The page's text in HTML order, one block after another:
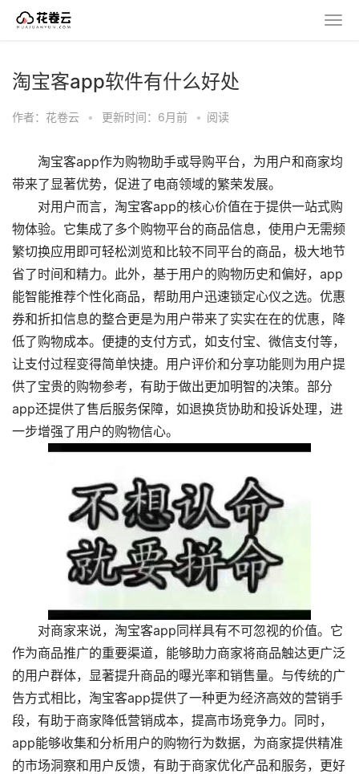
淘宝客app软件有什么好处
作者：花卷云 • 更新时间：6月前 • 阅读
淘宝客app作为购物助手或导购平台，为用户和商家均
带来了显著优势，促进了电商领域的繁荣发展。
对用户而言，淘宝客app的核心价值在于提供一站式购
物体验。它集成了多个购物平台的商品信息，使用户无需频
繁切换应用即可轻松浏览和比较不同平台的商品，极大地节
省了时间和精力。此外，基于用户的购物历史和偏好，app
能智能推荐个性化商品，帮助用户迅速锁定心仪之选。优惠
券和折扣信息的整合更是为用户带来了实实在在的优惠，降
低了购物成本。便捷的支付方式，如支付宝、微信支付等，
让支付过程变得简单快捷。用户评价和分享功能则为用户提
供了宝贵的购物参考，有助于做出更加明智的决策。部分
app还提供了售后服务保障，如退换货协助和投诉处理，进
一步增强了用户的购物信心。
对商家来说，淘宝客app同样具有不可忽视的价值。它
作为商品推广的重要渠道，能够助力商家将商品触达更广泛
的用户群体，显著提升商品的曝光率和销售量。与传统的广
告方式相比，淘宝客app提供了一种更为经济高效的营销手
段，有助于商家降低营销成本，提高市场竞争力。同时，
app能够收集和分析用户的购物行为数据，为商家提供精准
的市场洞察和用户反馈，有助于商家优化产品和服务，更好